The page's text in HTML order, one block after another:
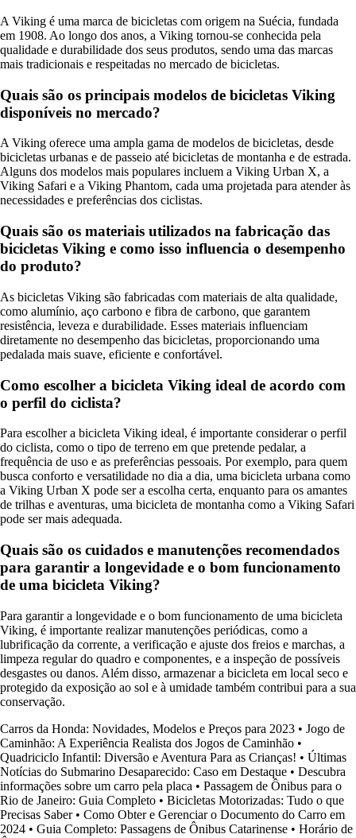
A Viking é uma marca de bicicletas com origem na Suécia, fundada
em 1908. Ao longo dos anos, a Viking tornou-se conhecida pela
qualidade e durabilidade dos seus produtos, sendo uma das marcas
mais tradicionais e respeitadas no mercado de bicicletas.
Quais são os principais modelos de bicicletas Viking
disponíveis no mercado?
A Viking oferece uma ampla gama de modelos de bicicletas, desde
bicicletas urbanas e de passeio até bicicletas de montanha e de estrada.
Alguns dos modelos mais populares incluem a Viking Urban X, a
Viking Safari e a Viking Phantom, cada uma projetada para atender às
necessidades e preferências dos ciclistas.
Quais são os materiais utilizados na fabricação das
bicicletas Viking e como isso influencia o desempenho
do produto?
As bicicletas Viking são fabricadas com materiais de alta qualidade,
como alumínio, aço carbono e fibra de carbono, que garantem
resistência, leveza e durabilidade. Esses materiais influenciam
diretamente no desempenho das bicicletas, proporcionando uma
pedalada mais suave, eficiente e confortável.
Como escolher a bicicleta Viking ideal de acordo com
o perfil do ciclista?
Para escolher a bicicleta Viking ideal, é importante considerar o perfil
do ciclista, como o tipo de terreno em que pretende pedalar, a
frequência de uso e as preferências pessoais. Por exemplo, para quem
busca conforto e versatilidade no dia a dia, uma bicicleta urbana como
a Viking Urban X pode ser a escolha certa, enquanto para os amantes
de trilhas e aventuras, uma bicicleta de montanha como a Viking Safari
pode ser mais adequada.
Quais são os cuidados e manutenções recomendados
para garantir a longevidade e o bom funcionamento
de uma bicicleta Viking?
Para garantir a longevidade e o bom funcionamento de uma bicicleta
Viking, é importante realizar manutenções periódicas, como a
lubrificação da corrente, a verificação e ajuste dos freios e marchas, a
limpeza regular do quadro e componentes, e a inspeção de possíveis
desgastes ou danos. Além disso, armazenar a bicicleta em local seco e
protegido da exposição ao sol e à umidade também contribui para a sua
conservação.
Carros da Honda: Novidades, Modelos e Preços para 2023 • Jogo de
Caminhão: A Experiência Realista dos Jogos de Caminhão •
Quadriciclo Infantil: Diversão e Aventura Para as Crianças! • Últimas
Notícias do Submarino Desaparecido: Caso em Destaque • Descubra
informações sobre um carro pela placa • Passagem de Ônibus para o
Rio de Janeiro: Guia Completo • Bicicletas Motorizadas: Tudo o que
Precisas Saber• Como Obter e Gerenciar o Documento do Carro em
2024 • Guia Completo: Passagens de Ônibus Catarinense • Horário de